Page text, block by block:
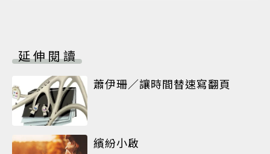
延伸閱讀
蕭伊珊／讓時間替速寫翻頁
繽紛小啟